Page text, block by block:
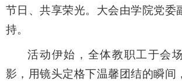
节日、共享荣光。大会由学院党委
持。
活动伊始，全体教职工于会
影，用镜头定格下温馨团结的瞬间